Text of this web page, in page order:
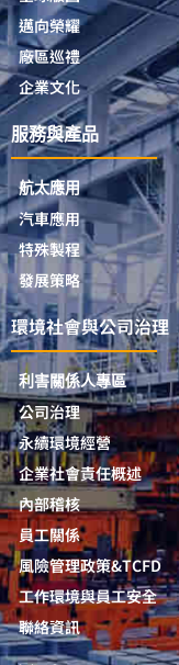
邁向榮耀
廠區巡禮
企業文化
服務與產品
航太應用
汽車應用
特殊製程
發展策略
環境社會與公司治理
利害關係人專區
公司治理
永續環境經營
企業社會責任概述
內部稽核
員工關係
風險管理政策&TCFD
工作環境與員工安全
聯絡資訊